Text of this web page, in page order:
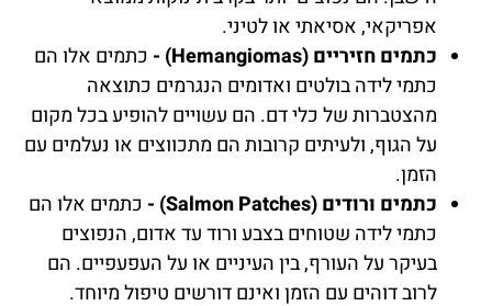
אפריקאי, אסיאתי או לטיני.
כתמים חזיריים (Hemangiomas) -
כתמים אלו הם
כתמי לידה בולטים ואדומים הנגרמים כתוצאה
מהצטברות של כלי דם. הם עשויים להופיע בכל מקום
על הגוף, ולעיתים קרובות הם מתכווצים או נעלמים עם
הזמן.
כתמים ורודים (Salmon Patches) -
כתמים אלו הם
כתמי לידה שטוחים בצבע ורוד עד אדום, הנפוצים
בעיקר על העורף, בין העיניים או על העפעפיים. הם
לרוב דוהים עם הזמן ואינם דורשים טיפול מיוחד.